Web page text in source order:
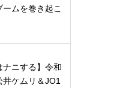
ームを巻き起こ
ナニする】令和
井ケムリ＆JO1